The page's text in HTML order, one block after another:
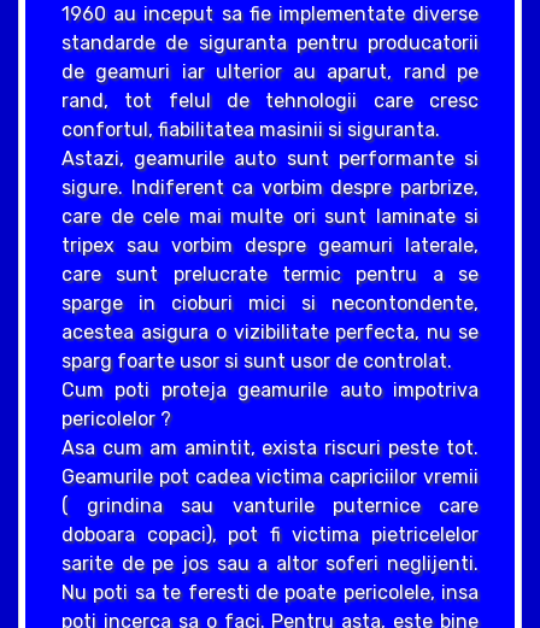
1960 au inceput sa fie implementate diverse
standarde de siguranta pentru producatorii
de geamuri iar ulterior au aparut, rand pe
rand, tot felul de tehnologii care cresc
confortul, fiabilitatea masinii si siguranta.
Astazi, geamurile auto sunt performante si
sigure. Indiferent ca vorbim despre parbrize,
care de cele mai multe ori sunt laminate si
tripex sau vorbim despre geamuri laterale,
care sunt prelucrate termic pentru a se
sparge in cioburi mici si necontondente,
acestea asigura o vizibilitate perfecta, nu se
sparg foarte usor si sunt usor de controlat.
Cum poti proteja geamurile auto impotriva
pericolelor ?
Asa cum am amintit, exista riscuri peste tot.
Geamurile pot cadea victima capriciilor vremii
( grindina sau vanturile puternice care
doboara copaci), pot fi victima pietricelelor
sarite de pe jos sau a altor soferi neglijenti.
Nu poti sa te feresti de poate pericolele, insa
poti incerca sa o faci. Pentru asta, este bine